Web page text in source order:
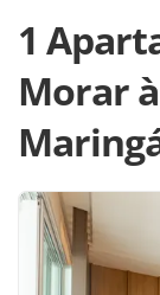
1
Morar